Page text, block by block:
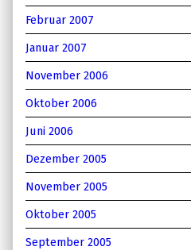
Februar 2007
Januar 2007
November 2006
Oktober 2006
Juni 2006
Dezember 2005
November 2005
Oktober 2005
September 2005